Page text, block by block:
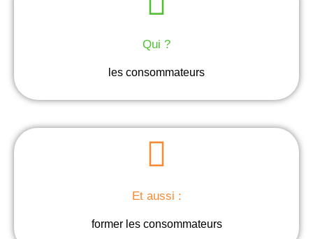
Qui ?
les consommateurs
Et aussi :
former les consommateurs